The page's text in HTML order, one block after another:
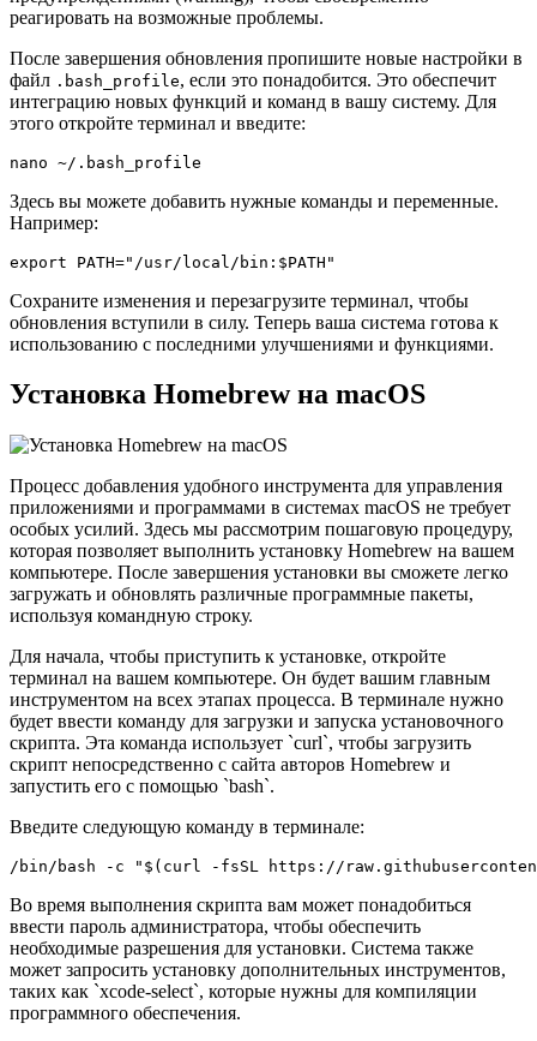
реагировать на возможные проблемы.
После завершения обновления пропишите новые настройки в
файл .bash_profile, если это понадобится. Это обеспечит
интеграцию новых функций и команд в вашу систему. Для
этого откройте терминал и введите:
nano ~/.bash_profile
Здесь вы можете добавить нужные команды и переменные.
Например:
export PATH="/usr/local/bin:$PATH"
Сохраните изменения и перезагрузите терминал, чтобы
обновления вступили в силу. Теперь ваша система готова к
использованию с последними улучшениями и функциями.
Установка Homebrew на macOS
Процесс добавления удобного инструмента для управления
приложениями и программами в системах macOS не требует
особых усилий. Здесь мы рассмотрим пошаговую процедуру,
которая позволяет выполнить установку Homebrew на вашем
компьютере. После завершения установки вы сможете легко
загружать и обновлять различные программные пакеты,
используя командную строку.
Для начала, чтобы приступить к установке, откройте
терминал на вашем компьютере. Он будет вашим главным
инструментом на всех этапах процесса. В терминале нужно
будет ввести команду для загрузки и запуска установочного
скрипта. Эта команда использует `curl`, чтобы загрузить
скрипт непосредственно с сайта авторов Homebrew и
запустить его с помощью `bash`.
Введите следующую команду в терминале:
/bin/bash -c "$(curl -fsSL https://
Во время выполнения скрипта вам может понадобиться
ввести пароль администратора, чтобы обеспечить
необходимые разрешения для установки. Система также
может запросить установку дополнительных инструментов,
таких как `xcode-select`, которые нужны для компиляции
программного обеспечения.